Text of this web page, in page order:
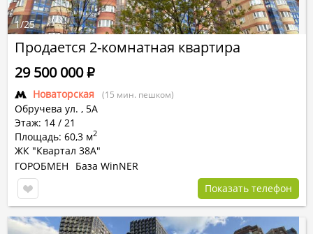
Продается 2-комнатная квартира
Новаторская (15 мин. пешком)
Обручева ул. , 5А
Этаж: 14 / 21
Площадь: 60,3 м2
ЖК "Квартал 38А"
29 500 000Р
ГОРОБМЕН
База WinNER
Показать телефон
1/25